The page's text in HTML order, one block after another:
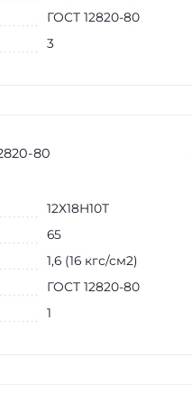
ГОСТ 12820-80
3
80
12Х18Н10Т
65
1,6 (16 кгс/см2)
ГОСТ 12820-80
1